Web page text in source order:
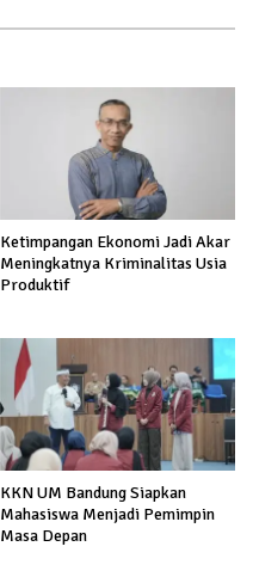
Ketimpangan Ekonomi Jadi Akar
Meningkatnya Kriminalitas Usia
Produktif
KKN UM Bandung Siapkan
Mahasiswa Menjadi Pemimpin
Masa Depan